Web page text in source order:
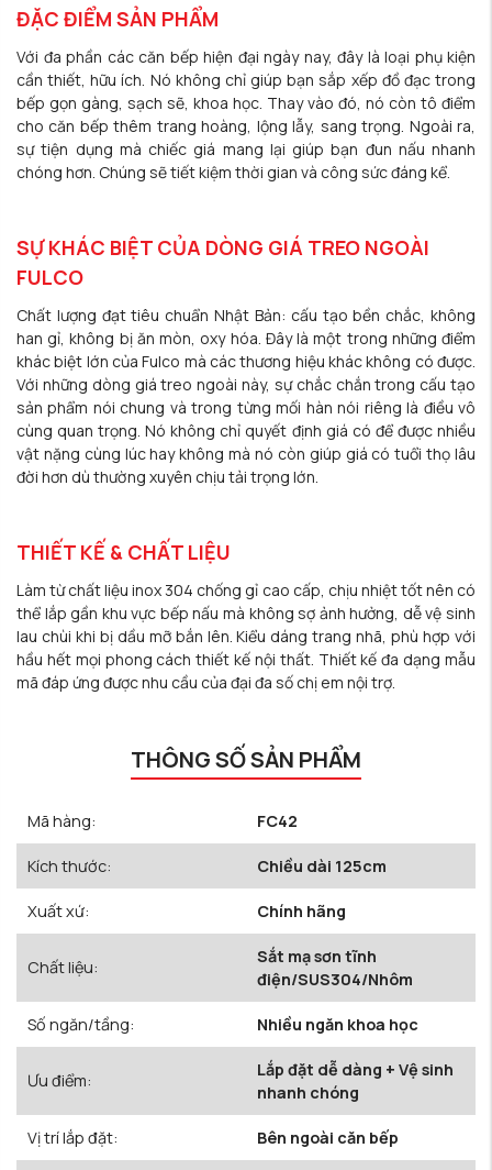
ĐẶC ĐIỂM SẢN PHẨM
Với đa phần các căn bếp hiện đại ngày nay, đây là loại phụ kiện
cần thiết, hữu ích. Nó không chỉ giúp bạn sắp xếp đồ đạc trong
bếp gọn gàng, sạch sẽ, khoa học. Thay vào đó, nó còn tô điểm
cho căn bếp thêm trang hoàng, lộng lẫy, sang trọng. Ngoài ra,
sự tiện dụng mà chiếc giá mang lại giúp bạn đun nấu nhanh
chóng hơn. Chúng sẽ tiết kiệm thời gian và công sức đáng kể.
SỰ KHÁC BIỆT CỦA DÒNG GIÁ TREO NGOÀI
FULCO
Chất lượng đạt tiêu chuẩn Nhật Bản: cấu tạo bền chắc, không
han gỉ, không bị ăn mòn, oxy hóa. Đây là một trong những điểm
khác biệt lớn của Fulco mà các thương hiệu khác không có được.
Với những dòng giá treo ngoài này, sự chắc chắn trong cấu tạo
sản phẩm nói chung và trong từng mối hàn nói riêng là điều vô
cùng quan trọng. Nó không chỉ quyết định giá có để được nhiều
vật nặng cùng lúc hay không mà nó còn giúp giá có tuổi thọ lâu
đời hơn dù thường xuyên chịu tải trọng lớn.
THIẾT KẾ & CHẤT LIỆU
Làm từ chất liệu inox 304 chống gỉ cao cấp, chịu nhiệt tốt nên có
thể lắp gần khu vực bếp nấu mà không sợ ảnh hưởng, dễ vệ sinh
lau chùi khi bị dầu mỡ bắn lên. Kiểu dáng trang nhã, phù hợp với
hầu hết mọi phong cách thiết kế nội thất. Thiết kế đa dạng mẫu
mã đáp ứng được nhu cầu của đại đa số chị em nội trợ.
THÔNG SỐ SẢN PHẨM
Mã hàng: FC42
Kích thước: Chiều dài 125cm
Xuất xứ: Chính hãng
Chất liệu:
Sắt mạ sơn tĩnh
điện/SUS304/Nhôm
Số ngăn/tầng: Nhiều ngăn khoa học
Ưu điểm:
Lắp đặt dễ dàng + Vệ sinh
nhanh chóng
Vị trí lắp đặt: Bên ngoài căn bếp